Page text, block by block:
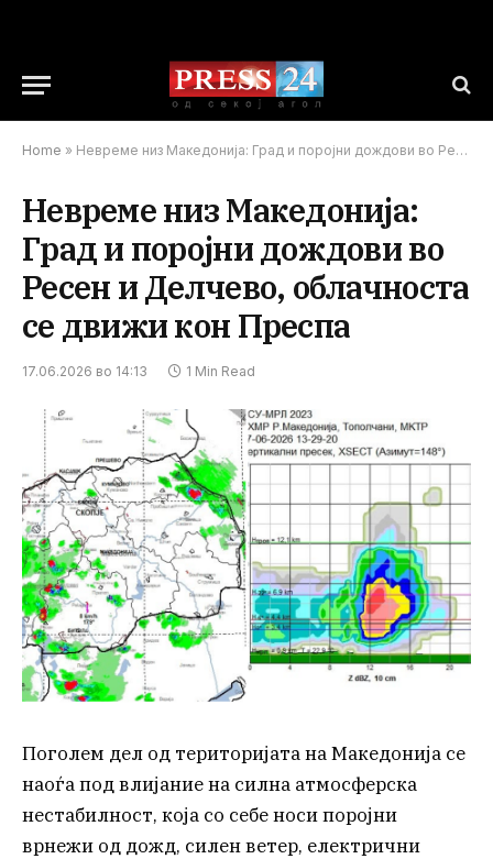
Home » Невреме низ Македонија: Град и поројни дождови во Ресен и Делчево, облачноста се движи кон Преспа
Невреме низ Македонија:
Град и поројни дождови во
Ресен и Делчево, облачноста
се движи кон Преспа
17.06.2026 во 14:13 1 Min Read
Поголем дел од територијата на Македонија се
наоѓа под влијание на силна атмосферска
нестабилност, која со себе носи поројни
врнежи од дожд, силен ветер, електрични